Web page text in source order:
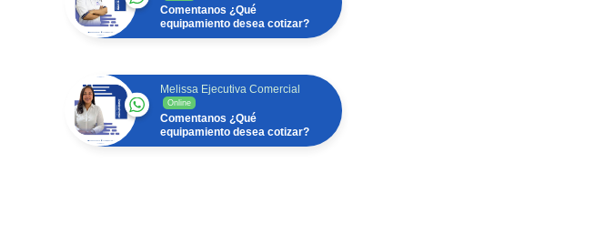
Comentanos ¿Qué
equipamiento desea cotizar?
Melissa Ejecutiva Comercial
Online
Comentanos ¿Qué
equipamiento desea cotizar?